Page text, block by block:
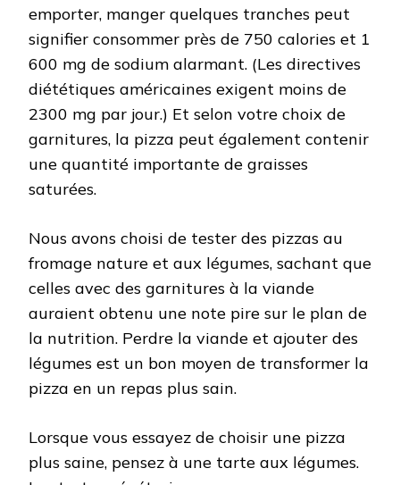
emporter, manger quelques tranches peut
signifier consommer près de 750 calories et 1
600 mg de sodium alarmant. (Les directives
diététiques américaines exigent moins de
2300 mg par jour.) Et selon votre choix de
garnitures, la pizza peut également contenir
une quantité importante de graisses
saturées.
Nous avons choisi de tester des pizzas au
fromage nature et aux légumes, sachant que
celles avec des garnitures à la viande
auraient obtenu une note pire sur le plan de
la nutrition. Perdre la viande et ajouter des
légumes est un bon moyen de transformer la
pizza en un repas plus sain.
Lorsque vous essayez de choisir une pizza
plus saine, pensez à une tarte aux légumes.